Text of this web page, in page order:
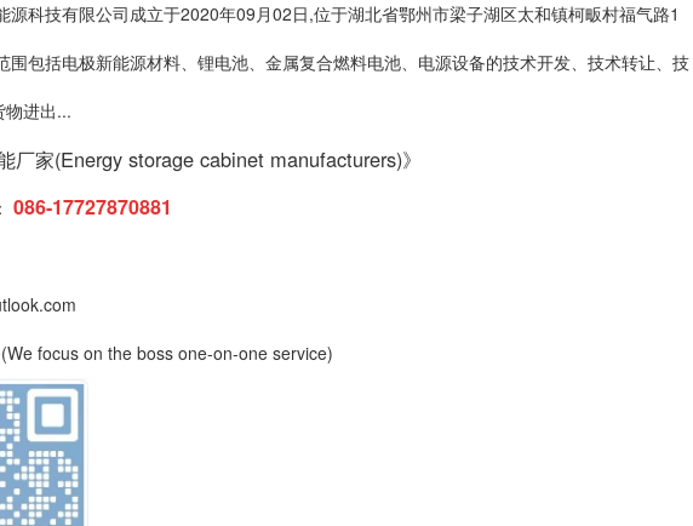
源科技有限公司成立于2020年09月02日,位于湖北省鄂州市梁子湖区太和镇柯畈村福气路1
围包括电极新能源材料、锂电池、金属复合燃料电池、电源设备的技术开发、技术转让、技
物进出...
厂家(Energy storage cabinet manufacturers)》
086-17727870881
focus on the boss one-on-one service)